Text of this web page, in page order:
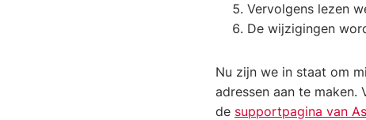
Vervolgens lezen
De wijzigingen
Nu zijn we in staat om
adressen aan te
de supportpagina van